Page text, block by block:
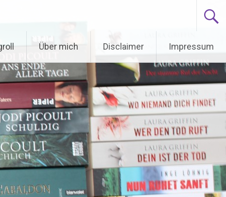
Über mich Disclaimer Impressum